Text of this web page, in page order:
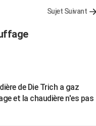
Sujet Suivant
de Die Trich a gaz
et la chaudière n'es pas